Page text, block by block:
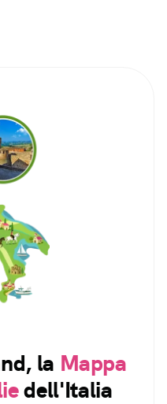
la Mappa
dell'Italia